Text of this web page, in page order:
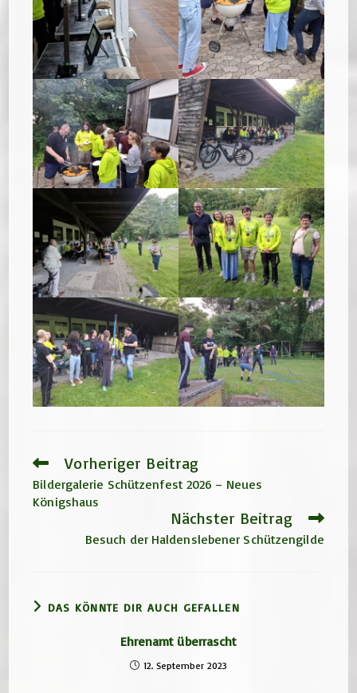
Weitere
Artikel
ansehen
Vorheriger Beitrag
Bildergalerie Schützenfest 2026 – Neues
Königshaus
Nächster Beitrag
Besuch der Haldenslebener Schützengilde
DAS KÖNNTE DIR AUCH GEFALLEN
Ehrenamt überrascht
12. September 2023